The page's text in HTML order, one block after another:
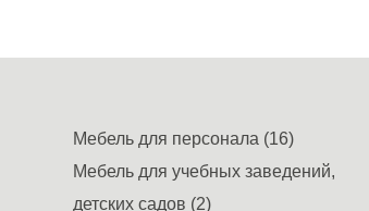
Мебель для персонала (16)
Мебель для учебных заведений,
детских садов (2)